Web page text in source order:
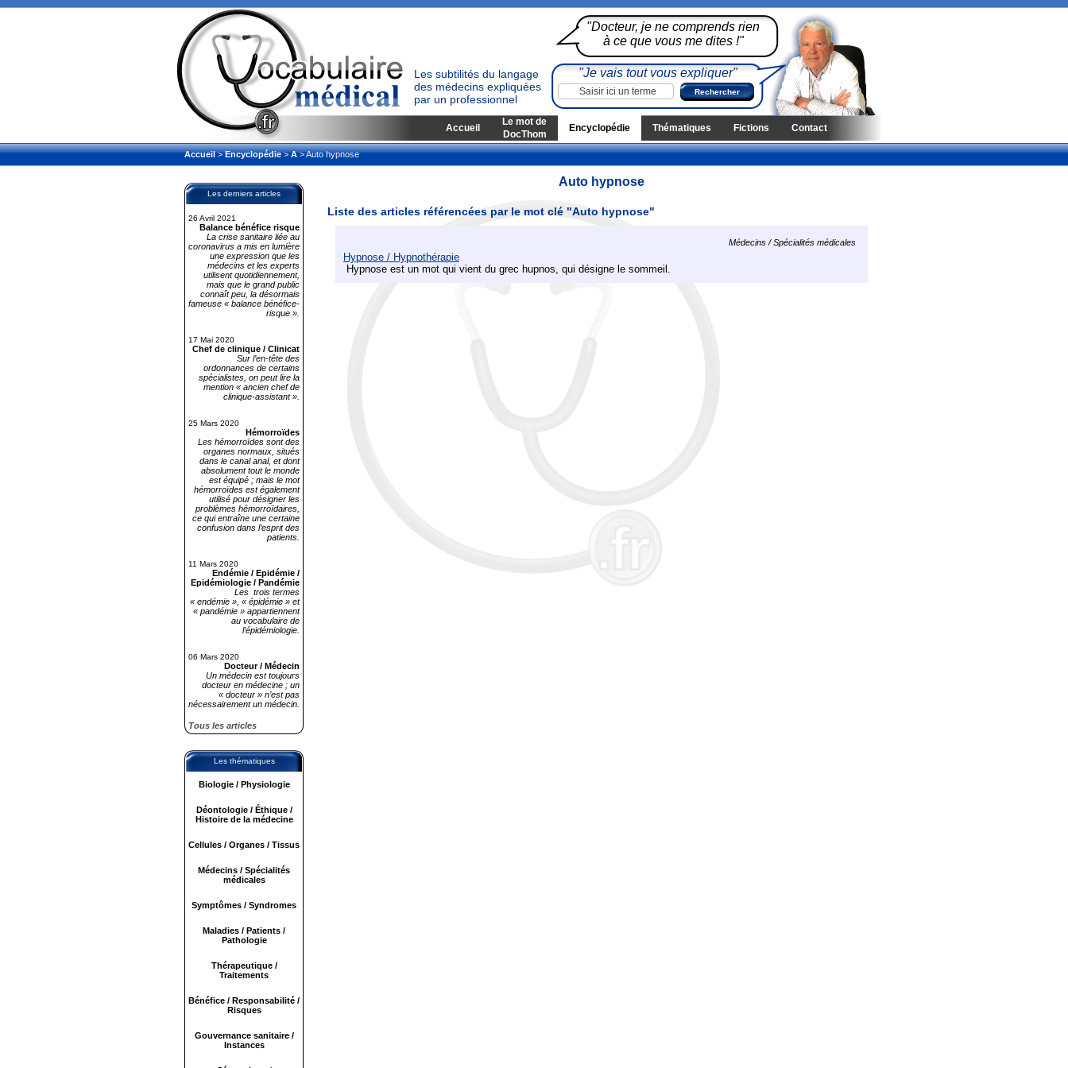
Les subtilités du langage
des médecins expliquées
par un professionnel
"Docteur, je ne comprends rien
à ce que vous me dites !"
"Je vais tout vous expliquer"
Accueil
Le mot de
DocThom
Encyclopédie Thématiques Fictions Contact
Accueil>Encyclopédie>A> Auto hypnose
Les derniers articles
26 Avril 2021
Balance bénéfice risque
La crise sanitaire liée au
coronavirus a mis en lumière
une expression que les
médecins et les experts
utilisent quotidiennement,
mais que le grand public
connaît peu, la désormais
fameuse « balance bénéfice-
risque ».
17 Mai 2020
Chef de clinique / Clinicat
Sur l’en-tête des
ordonnances de certains
spécialistes, on peut lire la
mention « ancien chef de
clinique-assistant ».
25 Mars 2020
Hémorroïdes
Les hémorroïdes sont des
organes normaux, situés
dans le canal anal, et dont
absolument tout le monde
est équipé ; mais le mot
hémorroïdes est également
utilisé pour désigner les
problèmes hémorroïdaires,
ce qui entraîne une certaine
confusion dans l’esprit des
patients.
11 Mars 2020
Endémie / Epidémie /
Epidémiologie / Pandémie
Les trois termes
« endémie », « épidémie » et
« pandémie » appartiennent
au vocabulaire de
l’épidémiologie.
06 Mars 2020
Docteur / Médecin
Un médecin est toujours
docteur en médecine ; un
« docteur » n’est pas
nécessairement un médecin.
Tous les articles
Les thématiques
Biologie / Physiologie
Déontologie / Éthique /
Histoire de la médecine
Cellules / Organes / Tissus
Médecins / Spécialités
médicales
Symptômes / Syndromes
Maladies / Patients /
Pathologie
Thérapeutique /
Traitements
Bénéfice / Responsabilité /
Risques
Gouvernance sanitaire /
Instances
Auto hypnose
Liste des articles référencées par le mot clé "Auto hypnose"
Médecins / Spécialités médicales
Hypnose / Hypnothérapie
Hypnose est un mot qui vient du grec hupnos, qui désigne le sommeil.